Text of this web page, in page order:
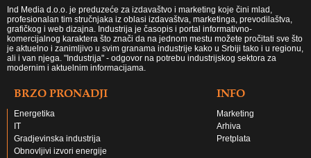
Ind Media d.o.o. je preduzeće za izdavaštvo i marketing koje čini mlad,
profesionalan tim stručnjaka iz oblasi izdavaštva, marketinga, prevodilaštva,
grafičkog i web dizajna. Industrija je časopis i portal informativno-
komercijalnog karaktera što znači da na jednom mestu možete pročitati sve što
je aktuelno i zanimljivo u svim granama industrije kako u Srbiji tako i u regionu,
ali i van njega. "Industrija" - odgovor na potrebu industrijskog sektora za
modernim i aktuelnim informacijama.
BRZO PRONADJI
Energetika
IT
Gradjevinska industrija
Obnovljivi izvori energije
INFO
Marketing
Arhiva
Pretplata